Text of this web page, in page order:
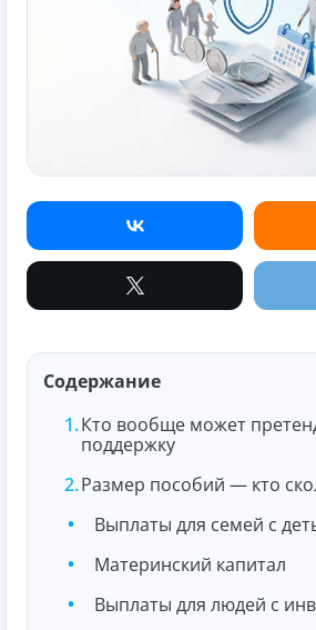
Содержание
Кто вообще может
поддержку
Размер пособий — кто
Выплаты для семей с
Материнский капитал
Выплаты для людей с